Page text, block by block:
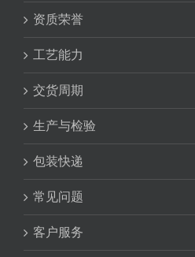
资质荣誉
工艺能力
交货周期
生产与检验
包装快递
常见问题
客户服务